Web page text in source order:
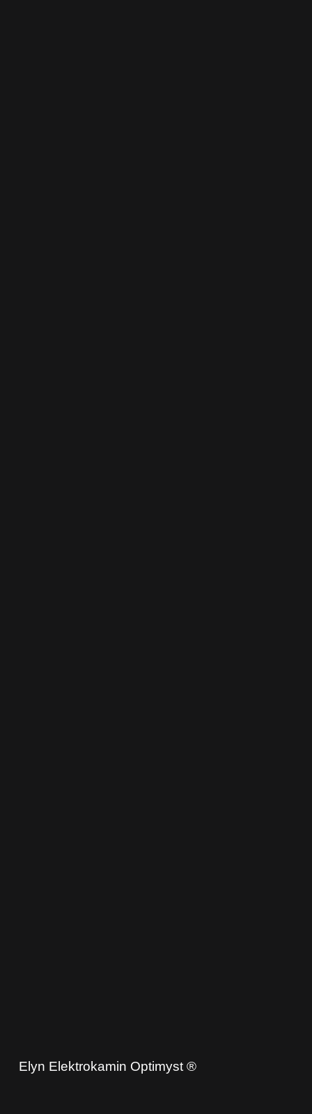
Elyn Elektrokamin Optimyst ®